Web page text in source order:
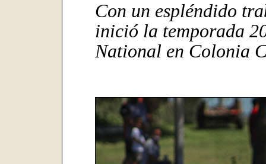
Con un espléndido
inició la temporada
National en Colonia